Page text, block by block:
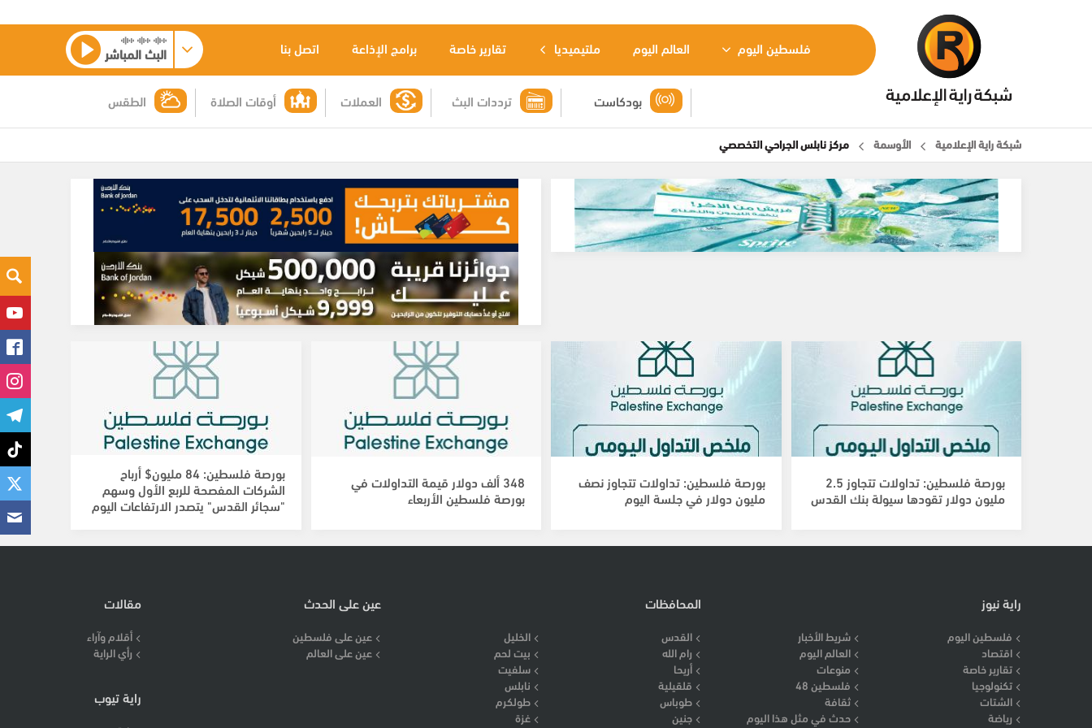
فلسطين اليوم العالم اليوم ملتيميديا تقارير خاصة برامج الإذاعة اتصل بنا البث المباشر
الطقس أوقات الصلاة العملات ترددات البث بودكاست
شبكة راية الإعلامية الأوسمة مركز نابلس الجراحي التخصصي
بورصة فلسطين: تداولات تتجاوز 2.5
مليون دولار تقودها سيولة بنك القدس
بورصة فلسطين: تداولات تتجاوز نصف
مليون دولار في جلسة اليوم
348 ألف دولار قيمة التداولات في
بورصة فلسطين الأربعاء
بورصة فلسطين: 84 مليون$ أرباح
الشركات المفصحة للربع الأول وسهم
"سجائر القدس" يتصدر الارتفاعات اليوم
راية نيوز
فلسطين اليوم
شريط الأخبار
اقتصاد
العالم اليوم
تقارير خاصة
منوعات
تكنولوجيا
فلسطين 48
الشتات
ثقافة
رياضة
حدث في مثل هذا اليوم
المحافظات
القدس
الخليل
رام الله
بيت لحم
أريحا
سلفيت
قلقيلية
نابلس
طوباس
طولكرم
جنين
غزة
عين على الحدث
عين على فلسطين
عين على العالم
مقالات
أقلام وآراء
رأي الراية
راية تيوب